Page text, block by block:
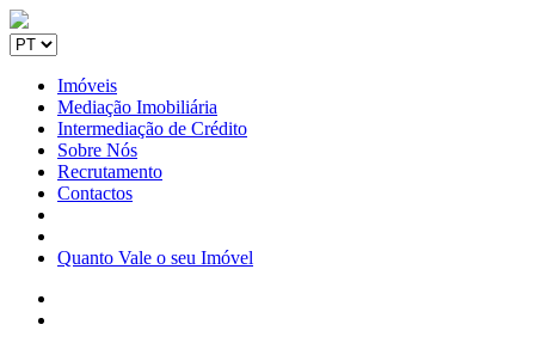
Imóveis
Mediação Imobiliária
Intermediação de Crédito
Sobre Nós
Recrutamento
Contactos
Quanto Vale o seu Imóvel